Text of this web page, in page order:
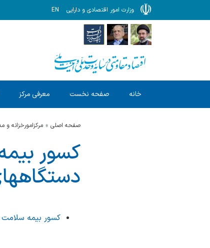
وزارت امور اقتصادی و دارایی EN
خانه صفحه نخست معرفی مرکز
صفحه اصلی مرکزامورخزانه و
کسور بیمه سلامت حقوق فروردین